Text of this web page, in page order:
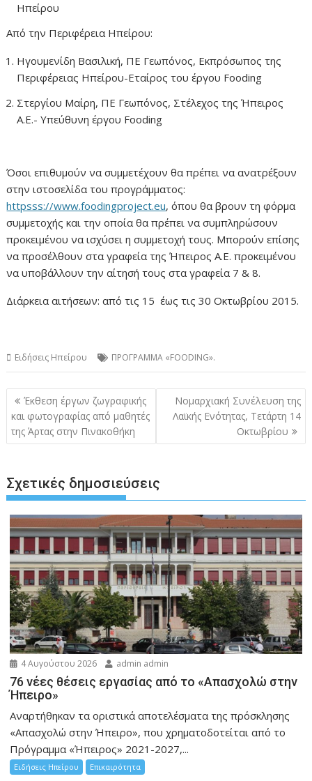
Ηπείρου
Από την Περιφέρεια Ηπείρου:
Ηγουμενίδη Βασιλική, ΠΕ Γεωπόνος, Eκπρόσωπος της
Περιφέρειας Ηπείρου-Εταίρος του έργου Fooding
Στεργίου Μαίρη, ΠΕ Γεωπόνος, Στέλεχος της Ήπειρος
Α.Ε.- Υπεύθυνη έργου Fooding
Όσοι επιθυμούν να συμμετέχουν θα πρέπει να ανατρέξουν
στην ιστοσελίδα του προγράμματος:
httpsss://www.foodingproject.eu, όπου θα βρουν τη φόρμα
συμμετοχής και την οποία θα πρέπει να συμπληρώσουν
προκειμένου να ισχύσει η συμμετοχή τους. Μπορούν επίσης
να προσέλθουν στα γραφεία της Ήπειρος Α.Ε. προκειμένου
να υποβάλλουν την αίτησή τους στα γραφεία 7 & 8.
Διάρκεια αιτήσεων: από τις 15 έως τις 30 Οκτωβρίου 2015.
Ειδήσεις Ηπείρου ΠΡΟΓΡΑΜΜΑ «FOODING».
Πλοήγηση
άρθρων
Έκθεση έργων ζωγραφικής
και φωτογραφίας από μαθητές
της Άρτας στην Πινακοθήκη
Νομαρχιακή Συνέλευση της
Λαϊκής Ενότητας, Τετάρτη 14
Οκτωβρίου
Σχετικές δημοσιεύσεις
4 Αυγούστου 2026 admin admin
76 νέες θέσεις εργασίας από το «Απασχολώ στην
Ήπειρο»
Αναρτήθηκαν τα οριστικά αποτελέσματα της πρόσκλησης
«Απασχολώ στην Ήπειρο», που χρηματοδοτείται από το
Πρόγραμμα «Ήπειρος» 2021-2027,...
Ειδήσεις Ηπείρου Επικαιρότητα